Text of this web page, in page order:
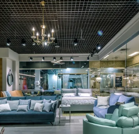
дивана:
97 см | висота H84 см.
кутові композиції з елементів.
пуф.
замовлення. Термін постачання з
.